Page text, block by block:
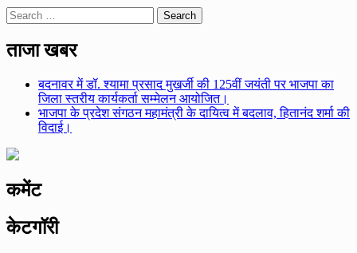
Search
for:
ताजा खबर
बदनावर में डॉ. श्यामा प्रसाद मुखर्जी की 125वीं जयंती पर भाजपा का
जिला स्तरीय कार्यकर्ता सम्मेलन आयोजित।
भाजपा के प्रदेश संगठन महामंत्री के दायित्व में बदलाव, हितानंद शर्मा की
विदाई।
कमेंट
केटगॉरी